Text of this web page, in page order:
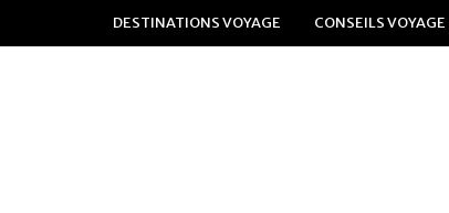
DESTINATIONS VOYAGE CONSEILS VOYAGE